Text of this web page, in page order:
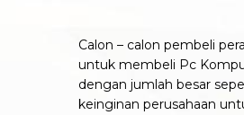
Calon – calon pembeli
untuk membeli Pc
dengan jumlah besar
keinginan perusahaan